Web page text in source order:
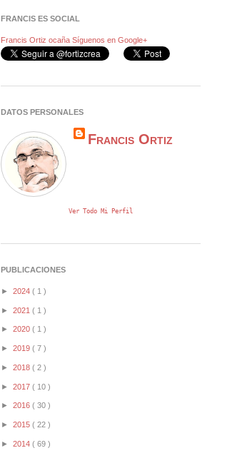
FRANCIS ES SOCIAL
Francis Ortiz ocaña Síguenos en Google+
DATOS PERSONALES
Francis Ortiz
Ver Todo Mi Perfil
PUBLICACIONES
► 2024 ( 1 )
► 2021 ( 1 )
► 2020 ( 1 )
► 2019 ( 7 )
► 2018 ( 2 )
► 2017 ( 10 )
► 2016 ( 30 )
► 2015 ( 22 )
► 2014 ( 69 )